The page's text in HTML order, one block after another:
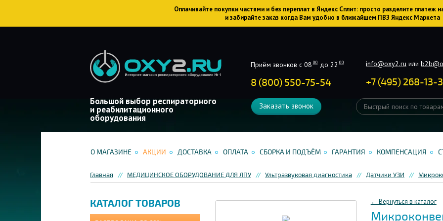
Оплачивайте покупки частями и без переплат в Яндекс Сплит: просто разделите платеж
и забирайте заказ когда Вам удобно в ближайшем ПВЗ Яндекс Маркета
Большой выбор респираторного
и реабилитационного
оборудования
Приём звонков с 08 00до 22 00
8 (800) 550-75-54
info@oxy2.ru или
+7 (495) 268-13-
Заказать звонок
О МАГАЗИНЕ АКЦИИ ДОСТАВКА ОПЛАТА СБОРКА И ПОДЪЁМ ГАРАНТИЯ КОМПЕНСАЦИЯ
Главная МЕДИЦИНСКОЕ ОБОРУДОВАНИЕ ДЛЯ ЛПУ Ультразвуковая диагностика Датчики УЗИ
КАТАЛОГ ТОВАРОВ ← Вернуться в каталог